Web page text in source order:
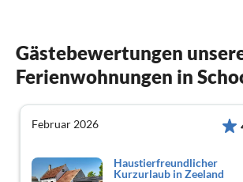
Gästebewertungen
Ferienwohnungen in
Februar 2026
Haustierfreundlicher
Kurzurlaub in Zeeland